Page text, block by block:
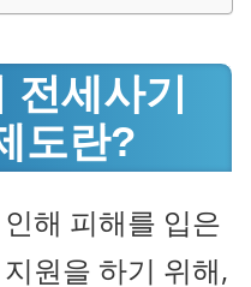
전세사기
도란?
해 피해를 입은
원을 하기 위해,